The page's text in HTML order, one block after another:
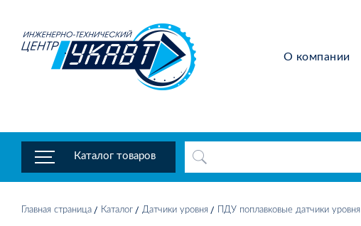
О компании
Каталог товаров
Главная страница Каталог Датчики уровня ПДУ поплавковые датчики уровня